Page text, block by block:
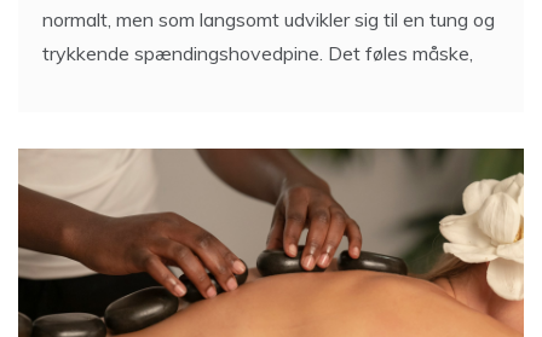
normalt, men som langsomt udvikler sig til en tung og
trykkende spændingshovedpine. Det føles måske,